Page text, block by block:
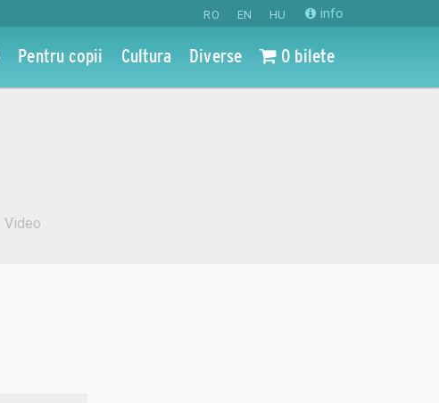
RO EN HU info
Pentru copii Cultura Diverse 0 bilete
Video